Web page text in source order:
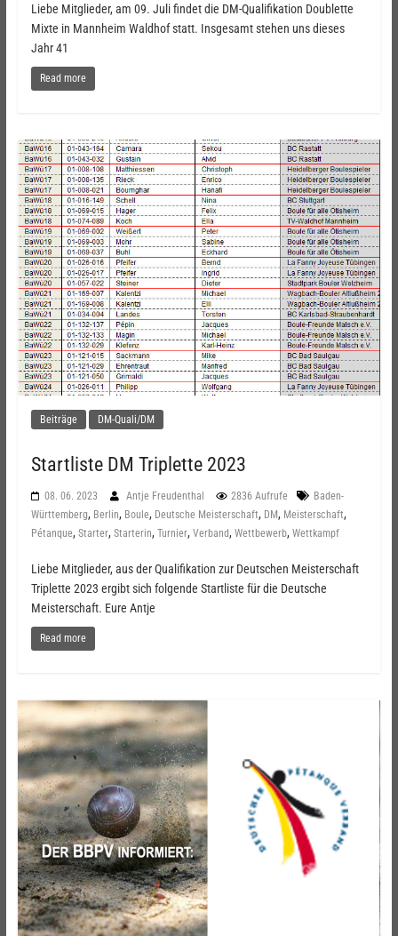
Liebe Mitglieder, am 09. Juli findet die DM-Qualifikation Doublette
Mixte in Mannheim Waldhof statt. Insgesamt stehen uns dieses
Jahr 41
Read more
Beiträge DM-Quali/DM
Startliste DM Triplette 2023
08. 06. 2023 Antje Freudenthal 2836 Aufrufe
Baden-
Württemberg, Berlin, Boule, Deutsche Meisterschaft, DM, Meisterschaft,
Pétanque, Starter, Starterin, Turnier, Verband, Wettbewerb, Wettkampf
Liebe Mitglieder, aus der Qualifikation zur Deutschen Meisterschaft
Triplette 2023 ergibt sich folgende Startliste für die Deutsche
Meisterschaft. Eure Antje
Read more